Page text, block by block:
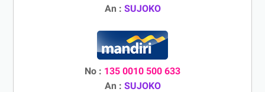
An : SUJOKO
No : 135 0010 500 633
An : SUJOKO